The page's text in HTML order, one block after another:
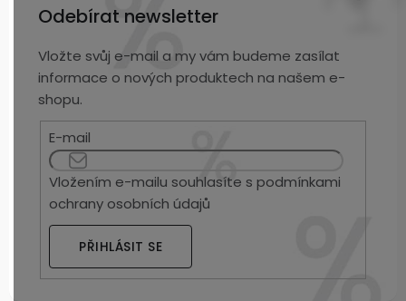
Odebírat newsletter
Vložte svůj e-mail a my vám budeme zasílat
informace o nových produktech na našem e-
shopu.
E-mail
Vložením e-mailu souhlasíte spodmínkami
ochrany osobních údajů
PŘIHLÁSIT SE